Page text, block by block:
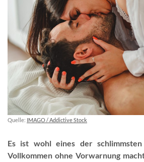
Quelle: IMAGO / Addictive Stock
Es ist wohl eines der
Vollkommen ohne Vorwarnung